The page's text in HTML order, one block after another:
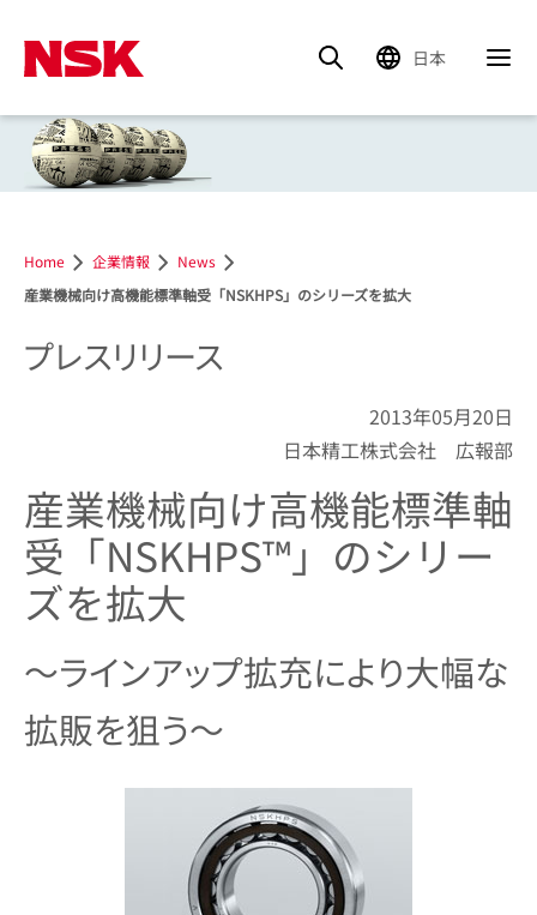
Home 企業情報
News
産業機械向け高機能標準軸受「NSKHPS」のシリーズを拡大
日本
プレスリリース
2013年05月20日
日本精工株式会社 広報部
産業機械向け高機能標準軸
受「NSKHPS™」のシリー
ズを拡大
～ラインアップ拡充により大幅な
拡販を狙う～